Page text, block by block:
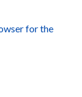
for the